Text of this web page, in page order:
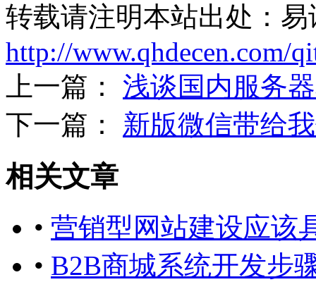
转载请注明本站出处：易
http://www.qhdecen.com/
上一篇： 浅谈国内服务
下一篇： 新版微信带给
相关文章
• 营销型网站建设应该
• B2B商城系统开发步